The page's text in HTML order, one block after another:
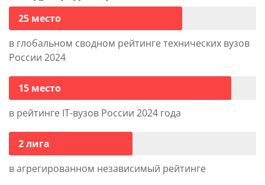
25 место
в глобальном сводном рейтинге технических вузов
России 2024
15 место
в рейтинге IT-вузов России 2024 года
2 лига
в агрегированном независимый рейтинге